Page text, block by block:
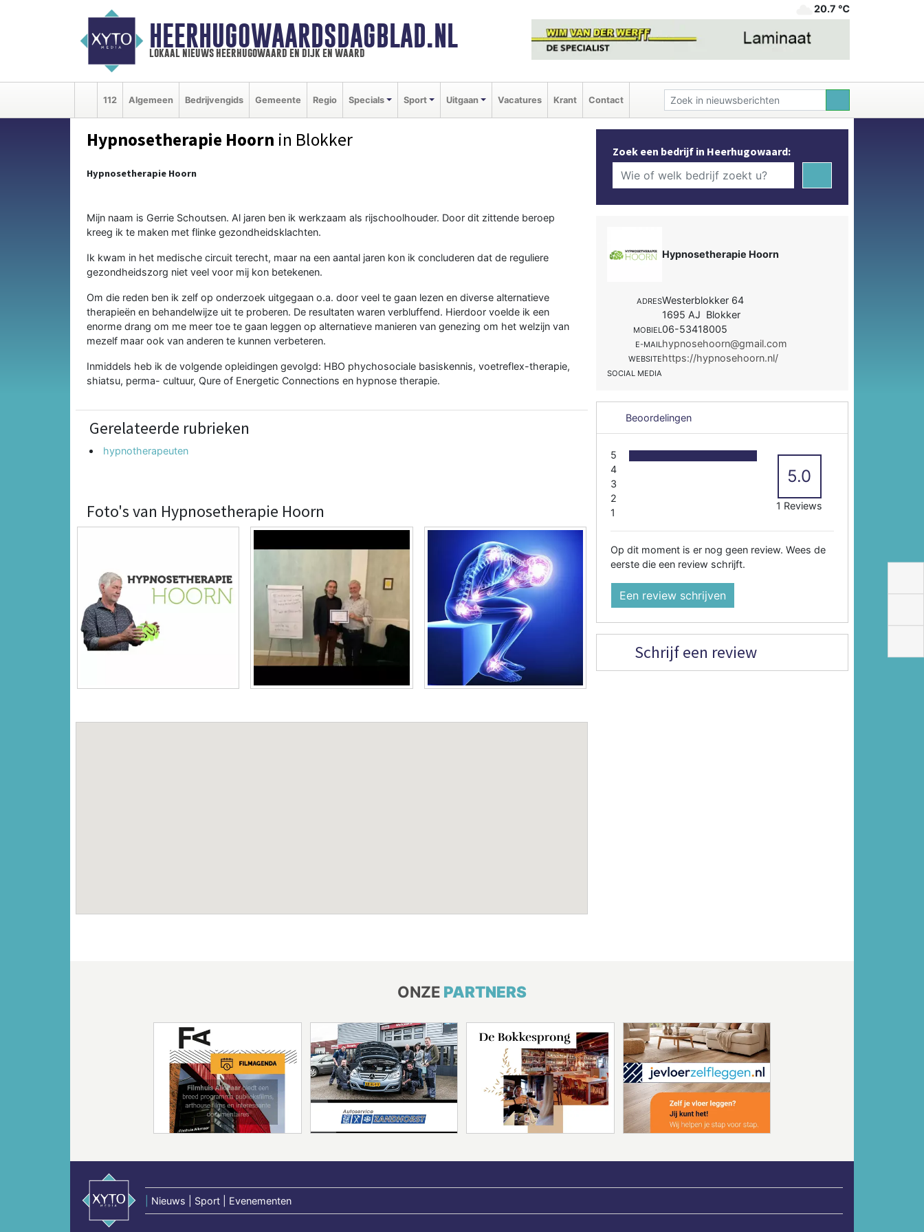
HEERHUGOWAARDSDAGBLAD.NL
lokaal nieuws heerhugowaard en dijk en waard
20.7 ℃
112 Algemeen Bedrijvengids Gemeente Regio Specials Sport Uitgaan Vacatures Krant Contact
Hypnosetherapie Hoorn in Blokker
Hypnosetherapie Hoorn
Mijn naam is Gerrie Schoutsen. Al jaren ben ik werkzaam als rijschoolhouder. Door dit zittende beroep
kreeg ik te maken met flinke gezondheidsklachten.
Ik kwam in het medische circuit terecht, maar na een aantal jaren kon ik concluderen dat de reguliere
gezondheidszorg niet veel voor mij kon betekenen.
Om die reden ben ik zelf op onderzoek uitgegaan o.a. door veel te gaan lezen en diverse alternatieve
therapieën en behandelwijze uit te proberen. De resultaten waren verbluffend. Hierdoor voelde ik een
enorme drang om me meer toe te gaan leggen op alternatieve manieren van genezing om het welzijn van
mezelf maar ook van anderen te kunnen verbeteren.
Inmiddels heb ik de volgende opleidingen gevolgd: HBO phychosociale basiskennis, voetreflex-therapie,
shiatsu, perma- cultuur, Qure of Energetic Connections en hypnose therapie.
Gerelateerde rubrieken
hypnotherapeuten
Foto's van Hypnosetherapie Hoorn
Zoek een bedrijf in Heerhugowaard:
Hypnosetherapie Hoorn
ADRESWesterblokker 64
1695 AJ Blokker
MOBIEL06-53418005
E-MAILhypnosehoorn@gmail.com
WEBSITEhttps://hypnosehoorn.nl/
SOCIAL MEDIA
Beoordelingen
5
4
3
2
1
5.0
1 Reviews
Op dit moment is er nog geen review. Wees de
eerste die een review schrijft.
Een review schrijven
Schrijf een review
ONZE PARTNERS
Nieuws | Sport | Evenementen